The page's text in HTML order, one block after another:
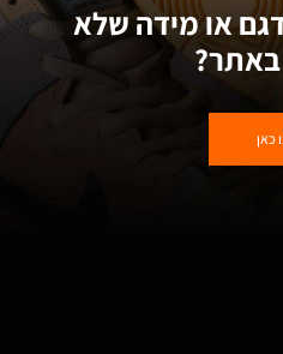
דגם או מידה שלא
באתר?
כאן